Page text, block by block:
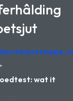
wat it